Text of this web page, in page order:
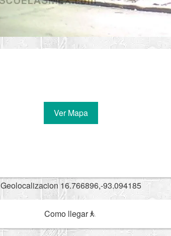
Ver Mapa
Geolocalizacion 16.766896,-93.094185
Como llegar